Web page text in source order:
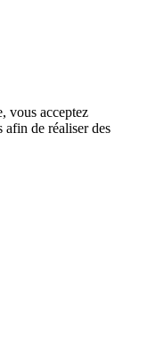
vous acceptez
de réaliser des